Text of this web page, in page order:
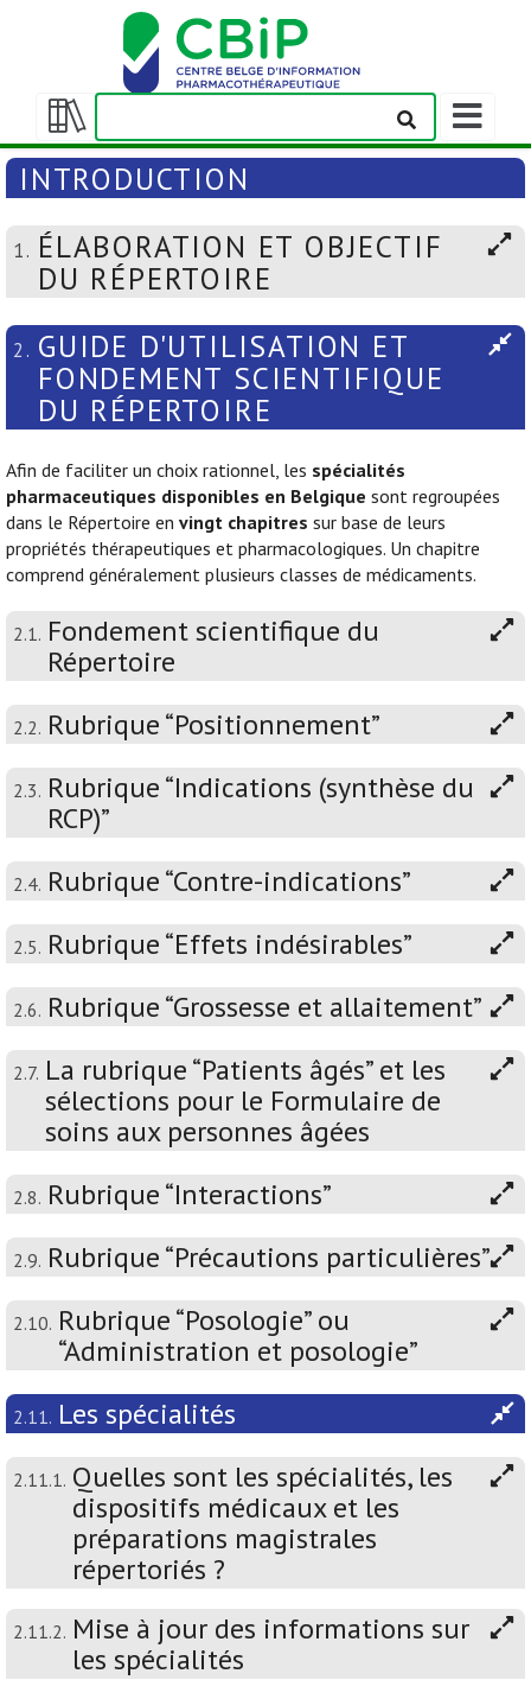
Afficher/masquer
la
table
matières
Afficher/
la
barre
navigation
INTRODUCTION
1. ÉLABORATION ET OBJECTIF
DU RÉPERTOIRE
2. GUIDE D'UTILISATION ET
FONDEMENT SCIENTIFIQUE
DU RÉPERTOIRE
Afin de faciliter un choix rationnel, les spécialités
pharmaceutiques disponibles en Belgique sont regroupées
dans le Répertoire en vingt chapitres sur base de leurs
propriétés thérapeutiques et pharmacologiques. Un chapitre
comprend généralement plusieurs classes de médicaments.
2.1. Fondement scientifique du
Répertoire
2.2. Rubrique “Positionnement”
2.3. Rubrique “Indications (synthèse du
RCP)”
2.4. Rubrique “Contre-indications”
2.5. Rubrique “Effets indésirables”
2.6. Rubrique “Grossesse et allaitement”
2.7. La rubrique “Patients âgés” et les
sélections pour le Formulaire de
soins aux personnes âgées
2.8. Rubrique “Interactions”
2.9. Rubrique “Précautions particulières”
2.10. Rubrique “Posologie” ou
“Administration et posologie”
2.11. Les spécialités
2.11.1. Quelles sont les spécialités, les
dispositifs médicaux et les
préparations magistrales
répertoriés ?
2.11.2. Mise à jour des informations sur
les spécialités